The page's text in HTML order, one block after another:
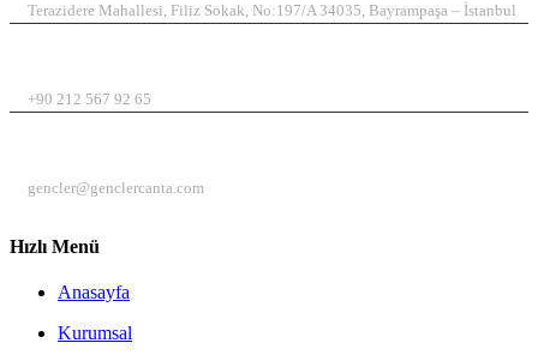
Terazidere Mahallesi, Filiz Sokak, No:197/A 34035, Bayrampaşa – İstanbul
+90 212 567 92 65
gencler@genclercanta.com
Hızlı Menü
Anasayfa
Kurumsal